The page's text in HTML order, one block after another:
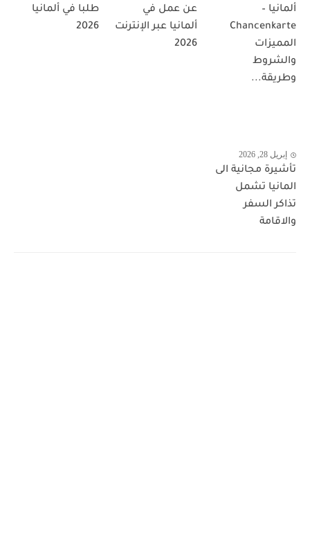
ألمانيا –
Chancenkarte
المميزات
والشروط
وطريقة...
عن عمل في
ألمانيا عبر الإنترنت
2026
طلبا في ألمانيا
2026
إبريل 28, 2026
تأشيرة مجانية الى
المانيا تشمل
تذاكر السفر
والاقامة